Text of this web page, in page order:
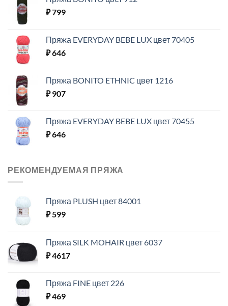
₽799
Пряжа EVERYDAY BEBE LUX цвет 70405
₽646
Пряжа BONITO ETHNIC цвет 1216
₽907
Пряжа EVERYDAY BEBE LUX цвет 70455
₽646
РЕКОМЕНДУЕМАЯ ПРЯЖА
Пряжа PLUSH цвет 84001
₽599
Пряжа SILK MOHAIR цвет 6037
₽4617
Пряжа FINE цвет 226
₽469